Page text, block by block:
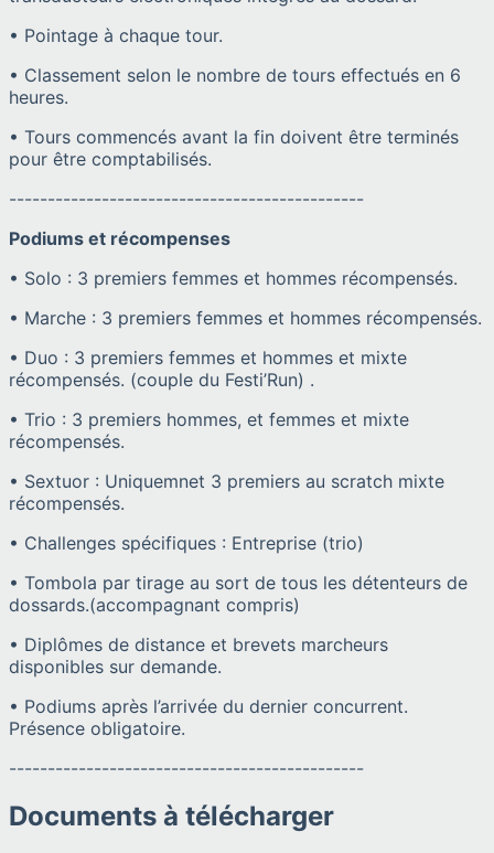
• Pointage à chaque tour.
• Classement selon le nombre de tours effectués en 6
heures.
• Tours commencés avant la fin doivent être terminés
pour être comptabilisés.
----------------------------------------------
Podiums et récompenses
• Solo : 3 premiers femmes et hommes récompensés.
• Marche : 3 premiers femmes et hommes récompensés.
• Duo : 3 premiers femmes et hommes et mixte
récompensés. (couple du Festi’Run) .
• Trio : 3 premiers hommes, et femmes et mixte
récompensés.
• Sextuor : Uniquemnet 3 premiers au scratch mixte
récompensés.
• Challenges spécifiques : Entreprise (trio)
• Tombola par tirage au sort de tous les détenteurs de
dossards.(accompagnant compris)
• Diplômes de distance et brevets marcheurs
disponibles sur demande.
• Podiums après l’arrivée du dernier concurrent.
Présence obligatoire.
----------------------------------------------
Documents à télécharger